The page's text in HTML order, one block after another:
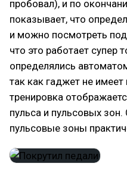
пробовал), и по
показывает, что
и можно посмотреть
что это работает супер
определялись
так как гаджет не имеет
тренировка
пульса и пульсовых
пульсовые зоны